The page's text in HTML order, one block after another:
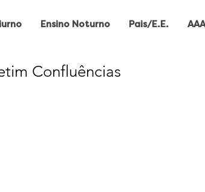
Ensino Noturno Pais/E.E.
Confluências